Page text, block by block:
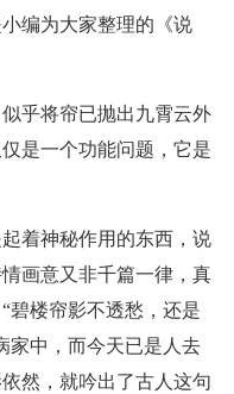
编为大家整理的《说
乎将帘已抛出九霄云外
是一个功能问题，它是
着神秘作用的东西，说
画意又非千篇一律，真
碧楼帘影不透愁，还是
家中，而今天已是人去
然，就吟出了古人这句